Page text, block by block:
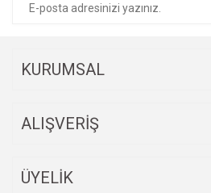
KURUMSAL
ALIŞVERİŞ
ÜYELİK